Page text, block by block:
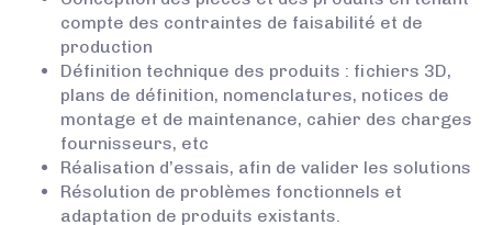
compte des contraintes de faisabilité et de
production
Définition technique des produits : fichiers 3D,
plans de définition, nomenclatures, notices de
montage et de maintenance, cahier des charges
fournisseurs, etc
Réalisation d’essais, afin de valider les solutions
Résolution de problèmes fonctionnels et
adaptation de produits existants.